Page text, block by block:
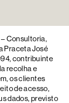
Consultoria,
Praceta José
contribuinte
recolha e
os clientes
de acesso,
dados, previsto